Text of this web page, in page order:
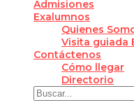
Admisiones
Exalumnos
Quienes
Visita guiada
Contáctenos
Cómo llegar
Directorio